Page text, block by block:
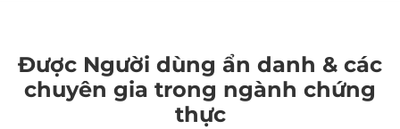
Được Người dùng ẩn danh & các
chuyên gia trong ngành chứng
thực